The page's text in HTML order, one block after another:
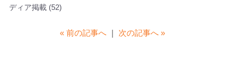
ディア掲載 (52)
« 前の記事へ 次の記事へ »